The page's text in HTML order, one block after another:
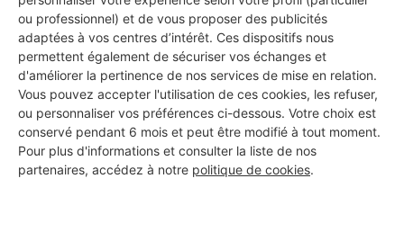
ou professionnel) et de vous proposer des publicités
adaptées à vos centres d’intérêt. Ces dispositifs nous
permettent également de sécuriser vos échanges et
d'améliorer la pertinence de nos services de mise en relation.
Vous pouvez accepter l'utilisation de ces cookies, les refuser,
ou personnaliser vos préférences ci-dessous. Votre choix est
conservé pendant 6 mois et peut être modifié à tout moment.
Pour plus d'informations et consulter la liste de nos
partenaires, accédez à notre politique de cookies.
Voir sa fiche
SJ AMENAGEMENTS ET SERVICES
Montévrain
8 ans d'expérience